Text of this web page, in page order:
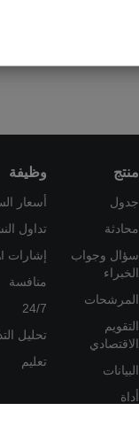
منتج
جدول
محادثة
سؤال وجواب
الخبراء
المرشحات
التقويم
الاقتصادي
البيانات
أداة
وظيفة
أسعار
تداول
إشارات AI
منافسة
24/7
تحليل
تعليم